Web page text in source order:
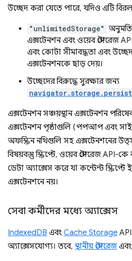
উচ্ছেদ করা যেতে পারে, যদিও এটি
"unlimitedStorage"
এক্সটেনশন এবং ওয়েব স্টোরেজ
এবং কোটা সীমাবদ্ধতা এবং
এক্সটেনশনকে ছাড় দেয়।
উচ্ছেদের বিরুদ্ধে সুরক্ষার জন্য
এক্সটেনশন সঞ্চয়স্থান এক্সটেনশন
এক্সটেনশন পৃষ্ঠাগুলি (পপআপ এবং
অফস্ক্রিন নথিগুলি সহ এক্সটেনশনের
বিষয়বস্তু স্ক্রিপ্টে, ওয়েব স্টোরেজ API-
ডেটা অ্যাক্সেস করে যা কন্টেন্ট
এক্সটেনশনে নয়।
সেবা কর্মীদের মধ্যে অ্যাক্সেস
IndexedDB এবং Cache Storage
অ্যাক্সেসযোগ্য। তবে,স্থানীয় স্টোরেজ এবং